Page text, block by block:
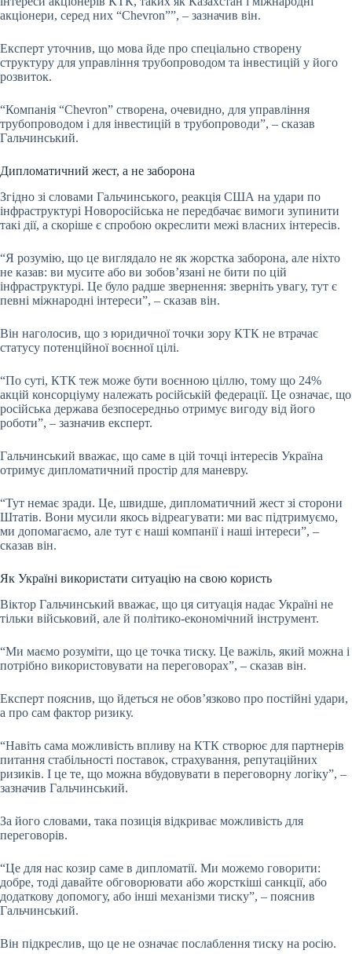
акціонери, серед них “Chevron””, – зазначив він.
Експерт уточнив, що мова йде про спеціально створену
структуру для управління трубопроводом та інвестицій у його
розвиток.
“Компанія “Chevron” створена, очевидно, для управління
трубопроводом і для інвестицій в трубопроводи”, – сказав
Гальчинський.
Дипломатичний жест, а не заборона
Згідно зі словами Гальчинського, реакція США на удари по
інфраструктурі Новоросійська не передбачає вимоги зупинити
такі дії, а скоріше є спробою окреслити межі власних інтересів.
“Я розумію, що це виглядало не як жорстка заборона, але ніхто
не казав: ви мусите або ви зобов’язані не бити по цій
інфраструктурі. Це було радше звернення: зверніть увагу, тут є
певні міжнародні інтереси”, – сказав він.
Він наголосив, що з юридичної точки зору КТК не втрачає
статусу потенційної воєнної цілі.
“По суті, КТК теж може бути воєнною ціллю, тому що 24%
акцій консорціуму належать російській федерації. Це означає, що
російська держава безпосередньо отримує вигоду від його
роботи”, – зазначив експерт.
Гальчинський вважає, що саме в цій точці інтересів Україна
отримує дипломатичний простір для маневру.
“Тут немає зради. Це, швидше, дипломатичний жест зі сторони
Штатів. Вони мусили якось відреагувати: ми вас підтримуємо,
ми допомагаємо, але тут є наші компанії і наші інтереси”, –
сказав він.
Як Україні використати ситуацію на свою користь
Віктор Гальчинський вважає, що ця ситуація надає Україні не
тільки військовий, але й політико-економічний інструмент.
“Ми маємо розуміти, що це точка тиску. Це важіль, який можна і
потрібно використовувати на переговорах”, – сказав він.
Експерт пояснив, що йдеться не обов’язково про постійні удари,
а про сам фактор ризику.
“Навіть сама можливість впливу на КТК створює для партнерів
питання стабільності поставок, страхування, репутаційних
ризиків. І це те, що можна вбудовувати в переговорну логіку”, –
зазначив Гальчинський.
За його словами, така позиція відкриває можливість для
переговорів.
“Це для нас козир саме в дипломатії. Ми можемо говорити:
добре, тоді давайте обговорювати або жорсткіші санкції, або
додаткову допомогу, або інші механізми тиску”, – пояснив
Гальчинський.
Він підкреслив, що це не означає послаблення тиску на росію.